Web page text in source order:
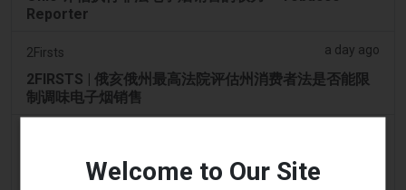
Reporter
2Firsts a day ago
2FIRSTS | 俄亥俄州最高法院评估州消费者法是否能限
制调味电子烟销售
男子承认参与犯罪集团，在 Lentor 的房屋和
Sembawang 的公寓中储存了 58,000 件电子烟制品
Welcome to Our Site